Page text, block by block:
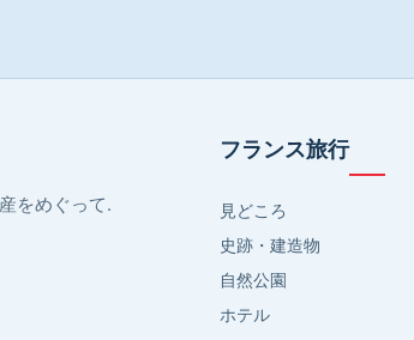
をめぐって.
フランス旅行
見どころ
史跡・建造物
自然公園
ホテル